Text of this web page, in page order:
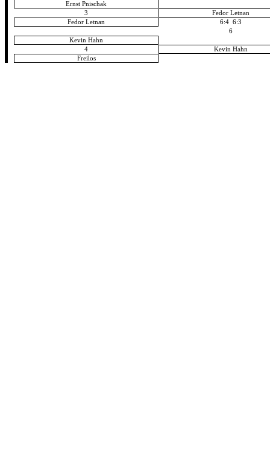
Ernst Pnischak
3
Fedor Letnan
Fedor Letnan
6:4 6:3
6
Kevin Hahn
4
Kevin Hahn
Freilos